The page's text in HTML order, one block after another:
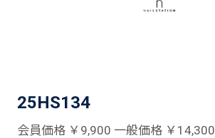
25HS134
会員価格 ￥9,900 一般価格 ￥14,300